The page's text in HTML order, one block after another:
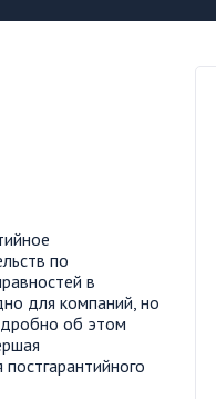
по
в
для компаний, но
об этом